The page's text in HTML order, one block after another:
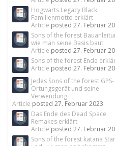
Hogwarts Legacy Black
Familienmotto erklärt
Article posted27. Februar
Sons of the forest
wie man seine Basis baut
Article posted27. Februar
Sons of the forest Ende
Article posted27. Februar
Jedes Sons of the forest GPS-
Ortungsgerät und seine
Verwendung
Article posted27. Februar 2023
Das Ende des Dead Space
Remakes erklärt
Article posted27. Februar
Sons of the forest katana